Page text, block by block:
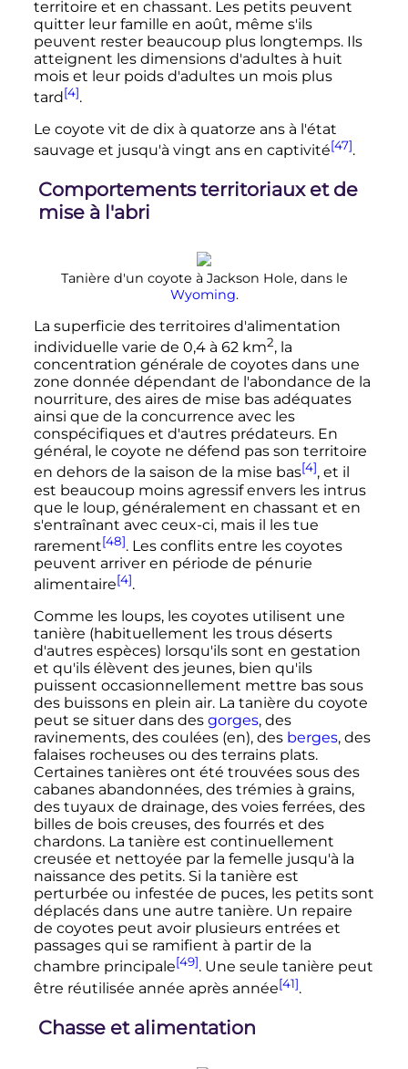
territoire et en chassant. Les petits peuvent
quitter leur famille en août, même s'ils
peuvent rester beaucoup plus longtemps. Ils
atteignent les dimensions d'adultes à huit
mois et leur poids d'adultes un mois plus
tard[4].
Le coyote vit de dix à quatorze ans à l'état
sauvage et jusqu'à vingt ans en captivité[47].
Comportements territoriaux et de
mise à l'abri
Tanière d'un coyote à Jackson Hole, dans le
Wyoming.
La superficie des territoires d'alimentation
individuelle varie de 0,4 à 62 km2, la
concentration générale de coyotes dans une
zone donnée dépendant de l'abondance de la
nourriture, des aires de mise bas adéquates
ainsi que de la concurrence avec les
conspécifiques et d'autres prédateurs. En
général, le coyote ne défend pas son territoire
en dehors de la saison de la mise bas[4], et il
est beaucoup moins agressif envers les intrus
que le loup, généralement en chassant et en
s'entraînant avec ceux-ci, mais il les tue
rarement[48]. Les conflits entre les coyotes
peuvent arriver en période de pénurie
alimentaire[4].
Comme les loups, les coyotes utilisent une
tanière (habituellement les trous déserts
d'autres espèces) lorsqu'ils sont en gestation
et qu'ils élèvent des jeunes, bien qu'ils
puissent occasionnellement mettre bas sous
des buissons en plein air. La tanière du coyote
peut se situer dans des gorges, des
ravinements, des coulées (en), des berges, des
falaises rocheuses ou des terrains plats.
Certaines tanières ont été trouvées sous des
cabanes abandonnées, des trémies à grains,
des tuyaux de drainage, des voies ferrées, des
billes de bois creuses, des fourrés et des
chardons. La tanière est continuellement
creusée et nettoyée par la femelle jusqu'à la
naissance des petits. Si la tanière est
perturbée ou infestée de puces, les petits sont
déplacés dans une autre tanière. Un repaire
de coyotes peut avoir plusieurs entrées et
passages qui se ramifient à partir de la
chambre principale[49]. Une seule tanière peut
être réutilisée année après année[41].
Chasse et alimentation